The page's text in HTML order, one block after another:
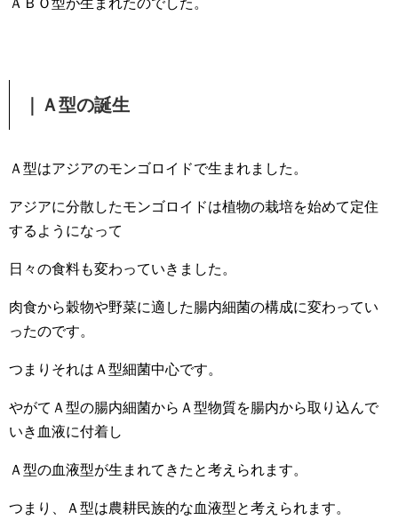
｜Ａ型の誕生
Ａ型はアジアのモンゴロイドで生まれました。
アジアに分散したモンゴロイドは植物の栽培を始めて定住
するようになって
日々の食料も変わっていきました。
肉食から穀物や野菜に適した腸内細菌の構成に変わってい
ったのです。
つまりそれはＡ型細菌中心です。
やがてＡ型の腸内細菌からＡ型物質を腸内から取り込んで
いき血液に付着し
Ａ型の血液型が生まれてきたと考えられます。
つまり、Ａ型は農耕民族的な血液型と考えられます。